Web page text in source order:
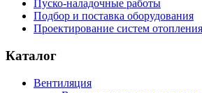
Пуско-наладочные работы
Подбор и поставка оборудования
Проектирование систем отопления
Каталог
Вентиляция